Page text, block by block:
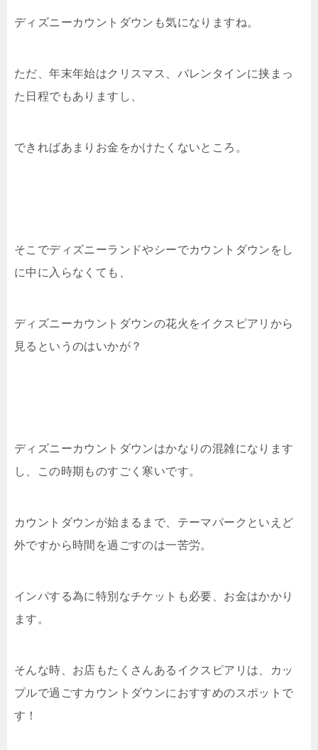
ディズニーカウントダウンも気になりますね。
ただ、年末年始はクリスマス、バレンタインに挟まっ
た日程でもありますし、
できればあまりお金をかけたくないところ。
そこでディズニーランドやシーでカウントダウンをし
に中に入らなくても、
ディズニーカウントダウンの花火をイクスピアリから
見るというのはいかが？
ディズニーカウントダウンはかなりの混雑になります
し、この時期ものすごく寒いです。
カウントダウンが始まるまで、テーマパークといえど
外ですから時間を過ごすのは一苦労。
インパする為に特別なチケットも必要、お金はかかり
ます。
そんな時、お店もたくさんあるイクスピアリは、カッ
プルで過ごすカウントダウンにおすすめのスポットで
す！